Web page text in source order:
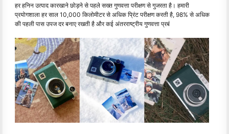
हर हनिन उत्पाद कारखाने छोड़ने से पहले सख्त गुणवत्ता परीक्षण से गुजरता है। हमारी
प्रयोगशाला हर साल 10,000 किलोमीटर से अधिक प्रिंट परीक्षण करती है, 98% से अधिक
की पहली पास उपज दर बनाए रखती है और कई अंतरराष्ट्रीय गुणवत्ता प्रबं